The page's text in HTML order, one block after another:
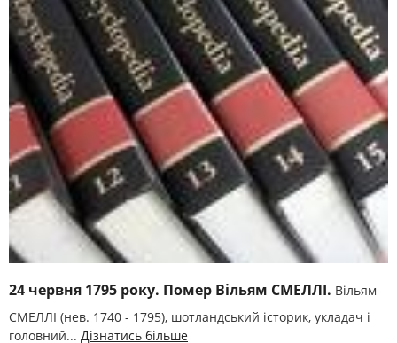
24 червня 1795 року. Помер Вільям СМЕЛЛІ. Вільям
СМЕЛЛІ (нев. 1740 - 1795), шотландський історик, укладач і
головний... Дізнатись більше